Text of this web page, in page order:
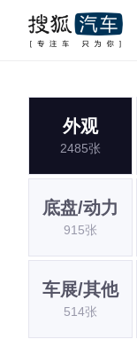
外观
2485张
底盘/动力
915张
车展/其他
514张